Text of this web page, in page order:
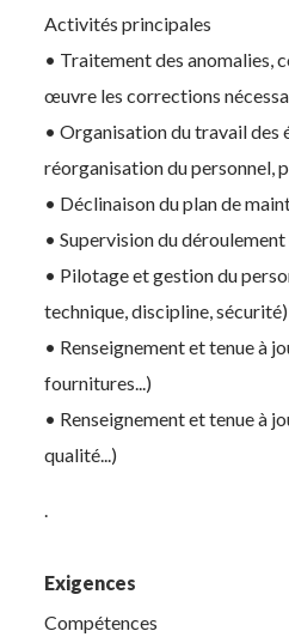
Activités principales
• Traitement des anomalies,
œuvre les corrections
• Organisation du travail des
réorganisation du personnel,
• Déclinaison du plan de
• Supervision du
• Pilotage et gestion du
technique, discipline, sécurité)
• Renseignement et tenue à
fournitures...)
• Renseignement et tenue à
qualité...)
.
Exigences
Compétences